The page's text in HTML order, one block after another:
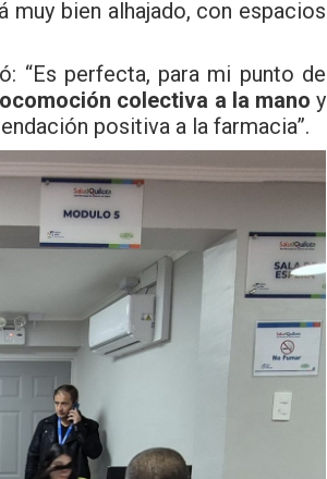
muy bien alhajado, con espacios
“Es perfecta, para mi punto de
colectiva a la mano y
positiva a la farmacia”.